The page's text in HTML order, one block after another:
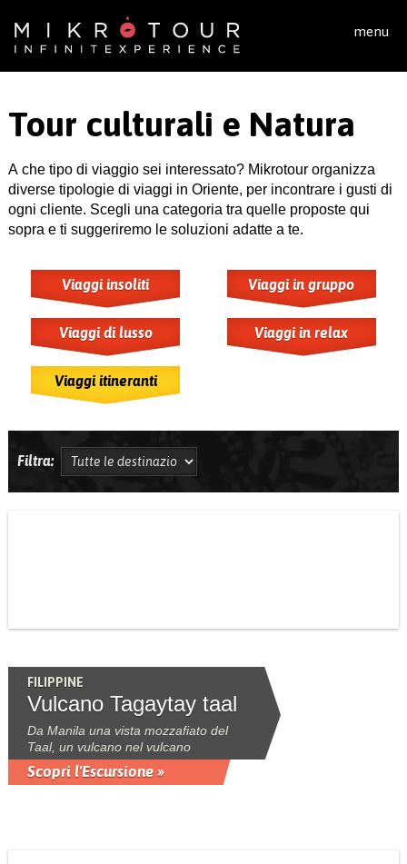
menu
Tour culturali e Natura
A che tipo di viaggio sei interessato? Mikrotour organizza
diverse tipologie di viaggi in Oriente, per incontrare i gusti di
ogni cliente. Scegli una categoria tra quelle proposte qui
sopra e ti suggeriremo le soluzioni adatte a te.
Viaggi insoliti Viaggi in gruppo
Viaggi di lusso Viaggi in relax
Viaggi itineranti
Filtra:
FILIPPINE
Vulcano Tagaytay taal
Da Manila una vista mozzafiato del
Taal, un vulcano nel vulcano
Scopri l'Escursione »